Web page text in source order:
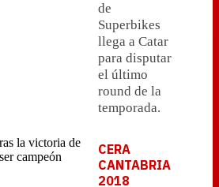
de
Superbikes
llega a Catar
para disputar
el último
round de la
temporada.
CERA
CANTABRIA
2018